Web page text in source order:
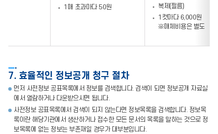
1매 초과마다 50원
복제(필름)
1컷마다 6,000원
※매체비용은 별도
7. 효율적인 정보공개 청구 절차
먼저 사전정보 공표목록에서 정보를 검색합니다. 검색이 되면 정보공개 자료실
에서 열람하거나 다운받으시면 됩니다.
사전정보 공표목록에서 검색이 되지 않는다면 정보목록을 검색합니다. 정보목
록이란 해당기관에서 생산하거나 접수한 모든 문서의 목록을 말하는 것으로 정
보목록에 없는 정보는 부존재일 경우가 대부분입니다.